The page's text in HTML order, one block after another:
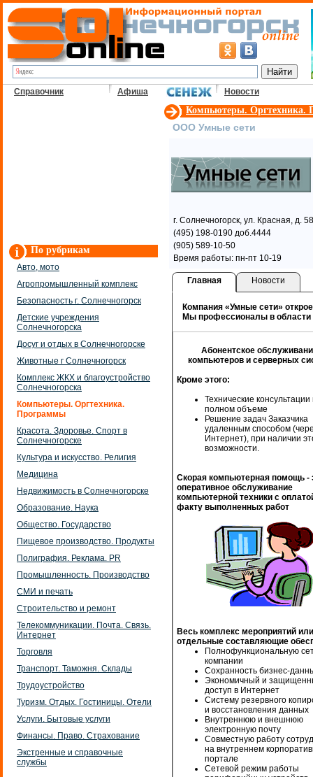
Справочник Афиша Новости
По рубрикам
Авто, мото
Агропромышленный комплекс
Безопасность г. Солнечногорск
Детские учреждения
Солнечногорска
Досуг и отдых в Солнечногорске
Животные г Солнечногорск
Комплекс ЖКХ и благоустройство
Солнечногорска
Компьютеры. Оргтехника.
Программы
Красота. Здоровье. Спорт в
Солнечногорске
Культура и искусство. Религия
Медицина
Недвижимость в Солнечногорске
Образование. Наука
Общество. Государство
Пищевое производство. Продукты
Полиграфия. Реклама. PR
Промышленность. Производство
СМИ и печать
Строительство и ремонт
Телекоммуникации. Почта. Связь.
Интернет
Торговля
Транспорт. Таможня. Склады
Трудоустройство
Туризм. Отдых. Гостиницы. Отели
Услуги. Бытовые услуги
Финансы. Право. Страхование
Экстренные и справочные
службы
Компьютеры. Оргтехника.
ООО Умные сети
г. Солнечногорск, ул. Красная,
(495) 198-0190 доб.4444
(905) 589-10-50
Время работы: пн-пт 10-19
Главная Новости
Компания «Умные сети»
Мы профессионалы в области
Абонентское
компьютеров и серверных
Кроме этого:
Технические консультации
полном объеме
Решение задач Заказчика
удаленным способом
Интернет), при наличии
возможности.
Скорая компьютерная помощь -
оперативное обслуживание
компьютерной техники с
факту выполненных работ
Весь комплекс мероприятий
отдельные составляющие
Полнофункциональную
компании
Сохранность бизнес-
Экономичный и
доступ в Интернет
Систему резервного
и восстановления данных
Внутреннюю и внешнюю
электронную почту
Совместную работу
на внутреннем
портале
Сетевой режим работы